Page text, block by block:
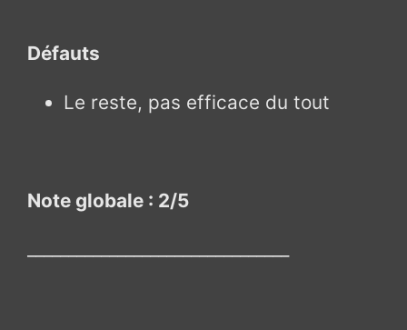
Défauts
Le reste, pas efficace du tout
Note globale : 2/5